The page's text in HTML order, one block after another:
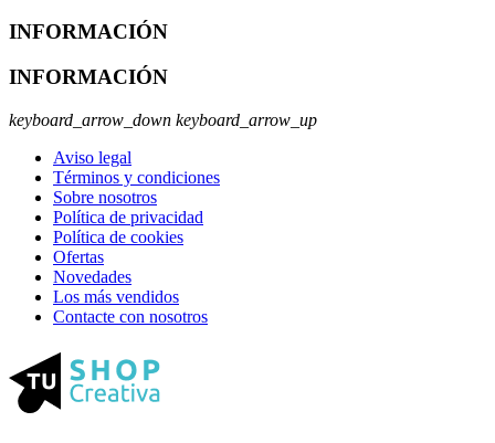
INFORMACIÓN
INFORMACIÓN
keyboard_arrow_down keyboard_arrow_up
Aviso legal
Términos y condiciones
Sobre nosotros
Política de privacidad
Política de cookies
Ofertas
Novedades
Los más vendidos
Contacte con nosotros